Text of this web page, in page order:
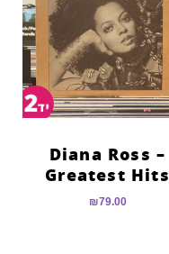
Diana Ross –
Greatest Hits
₪79.00